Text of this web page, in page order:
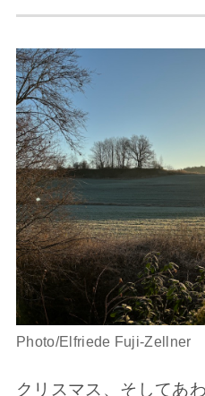
Photo/Elfriede Fuji-Zellner
クリスマス、そしてあ